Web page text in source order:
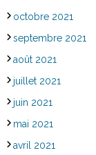
octobre 2021
septembre 2021
août 2021
juillet 2021
juin 2021
mai 2021
avril 2021